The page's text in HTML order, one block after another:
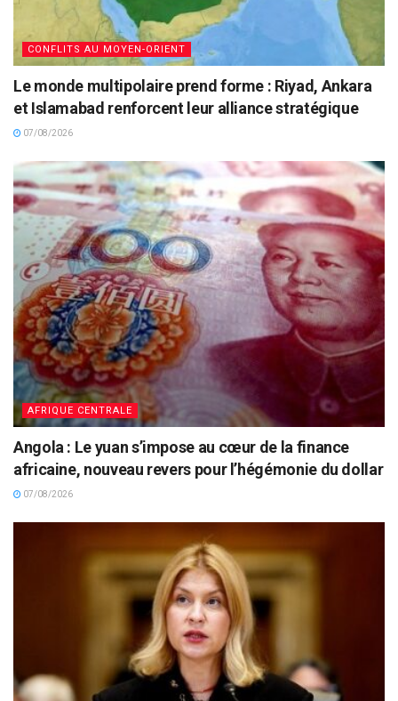
CONFLITS AU MOYEN-ORIENT
Le monde multipolaire prend forme : Riyad, Ankara
et Islamabad renforcent leur alliance stratégique
07/08/2026
AFRIQUE CENTRALE
Angola : Le yuan s’impose au cœur de la finance
africaine, nouveau revers pour l’hégémonie du dollar
07/08/2026